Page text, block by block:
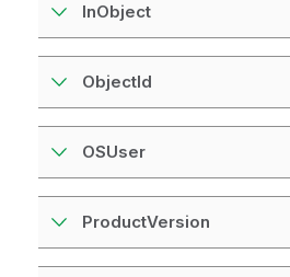
InObject
ObjectId
OSUser
ProductVersion